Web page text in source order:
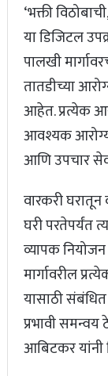
‘भक्ती
या डिजिटल
पालखी
तातडीच्या
आहेत. प्रत्येक
आवश्यक
आणि उपचार
वारकरी
घरी परतेपर्यंत
व्यापक
मार्गावरील
यासाठी
प्रभावी समन्वय
आबिटकर यांनी